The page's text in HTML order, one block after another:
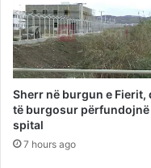
Sherr në burgun e Fierit,
të burgosur përfundojnë
spital
7 hours ago